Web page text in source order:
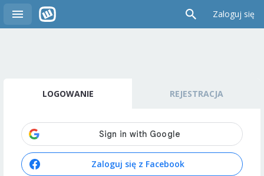
Zaloguj się
LOGOWANIE REJESTRACJA
Zaloguj się z Facebook